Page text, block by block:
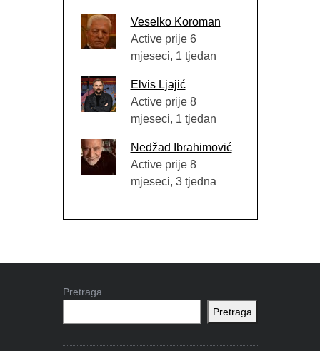
Veselko Koroman
Active prije 6
mjeseci, 1 tjedan
Elvis Ljajić
Active prije 8
mjeseci, 1 tjedan
Nedžad Ibrahimović
Active prije 8
mjeseci, 3 tjedna
Pretraga
Pretraga